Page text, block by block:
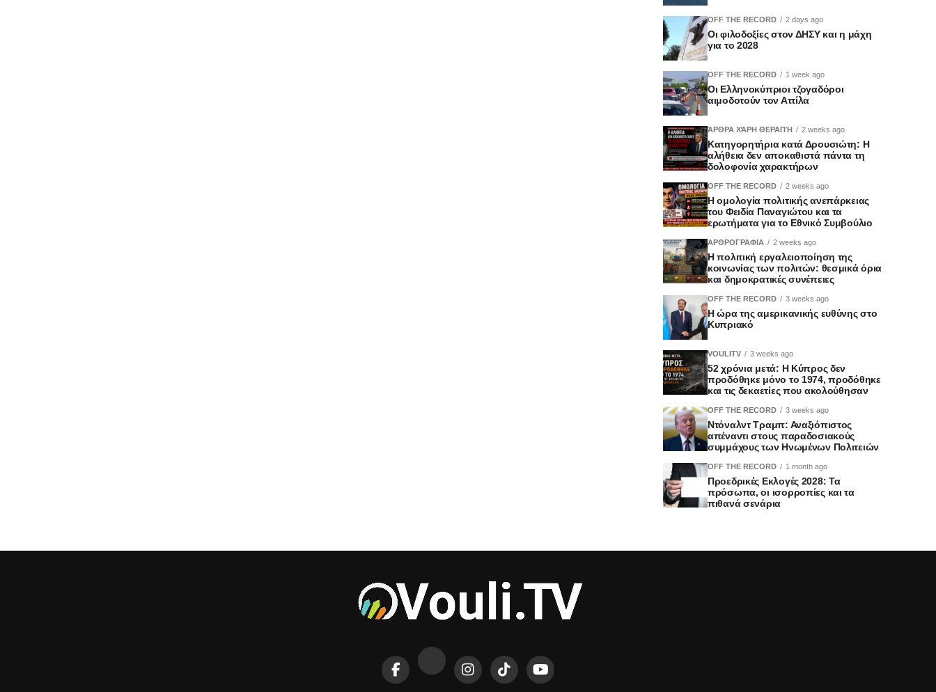
OFF THE RECORD 2 days ago
Οι φιλοδοξίες στον ΔΗΣΥ και η μάχη
για το 2028
OFF THE RECORD 1 week ago
Οι Ελληνοκύπριοι τζογαδόροι
αιμοδοτούν τον Αττίλα
ΆΡΘΡΑ ΧΆΡΗ ΘΕΡΑΠΉ 2 weeks ago
Κατηγορητήρια κατά Δρουσιώτη: Η
αλήθεια δεν αποκαθιστά πάντα τη
δολοφονία χαρακτήρων
OFF THE RECORD 2 weeks ago
Η ομολογία πολιτικής ανεπάρκειας
του Φειδία Παναγιώτου και τα
ερωτήματα για το Εθνικό Συμβούλιο
ΑΡΘΡΟΓΡΑΦΙΑ 2 weeks ago
Η πολιτική εργαλειοποίηση της
κοινωνίας των πολιτών: θεσμικά όρια
και δημοκρατικές συνέπειες
OFF THE RECORD 3 weeks ago
Η ώρα της αμερικανικής ευθύνης στο
Κυπριακό
VOULITV 3 weeks ago
52 χρόνια μετά: Η Κύπρος δεν
προδόθηκε μόνο το 1974, προδόθηκε
και τις δεκαετίες που ακολούθησαν
OFF THE RECORD 3 weeks ago
Ντόναλντ Τραμπ: Αναξιόπιστος
απέναντι στους παραδοσιακούς
συμμάχους των Ηνωμένων Πολιτειών
OFF THE RECORD 1 month ago
Προεδρικές Εκλογές 2028: Τα
πρόσωπα, οι ισορροπίες και τα
πιθανά σενάρια